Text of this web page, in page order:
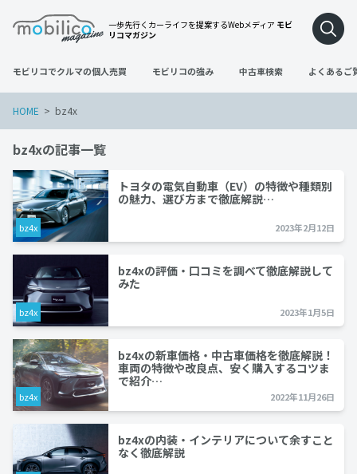
一歩先行くカーライフを提案するWebメディア モビ
リコマガジン
モビリコでクルマの個人売買 モビリコの強み 中古車検索 よくあるご
HOME bz4x
bz4xの記事一覧
bz4x
トヨタの電気自動車（EV）の特徴や種類別
の魅力、選び方まで徹底解説…
2023年2月12日
bz4x
bz4xの評価・口コミを調べて徹底解説して
みた
2023年1月5日
bz4x
bz4xの新車価格・中古車価格を徹底解説！
車両の特徴や改良点、安く購入するコツま
で紹介…
2022年11月26日
bz4xの内装・インテリアについて余すこと
なく徹底解説